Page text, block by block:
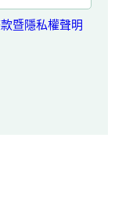
暨隱私權聲明